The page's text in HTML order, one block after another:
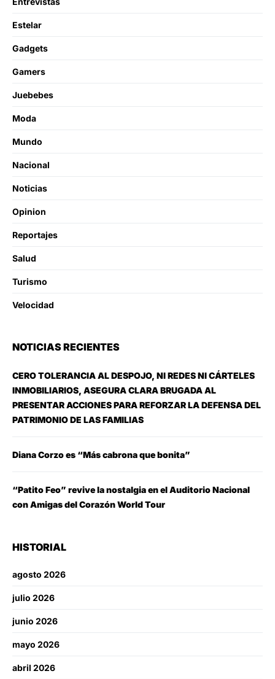
Estelar
Gadgets
Gamers
Juebebes
Moda
Mundo
Nacional
Noticias
Opinion
Reportajes
Salud
Turismo
Velocidad
NOTICIAS RECIENTES
CERO TOLERANCIA AL DESPOJO, NI REDES NI CÁRTELES
INMOBILIARIOS, ASEGURA CLARA BRUGADA AL
PRESENTAR ACCIONES PARA REFORZAR LA DEFENSA DEL
PATRIMONIO DE LAS FAMILIAS
Diana Corzo es “Más cabrona que bonita”
“Patito Feo” revive la nostalgia en el Auditorio Nacional
con Amigas del Corazón World Tour
HISTORIAL
agosto 2026
julio 2026
junio 2026
mayo 2026
abril 2026